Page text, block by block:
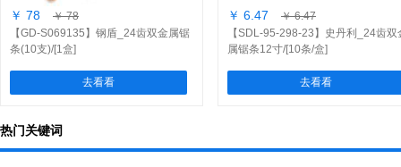
￥ 78
￥ 78
【GD-S069135】钢盾_24齿双金属锯
条(10支)/[1盒]
去看看
￥ 6.47
￥ 6.47
【SDL-95-298-23】史丹利_24齿双
属锯条12寸/[10条/盒]
去看看
热门关键词